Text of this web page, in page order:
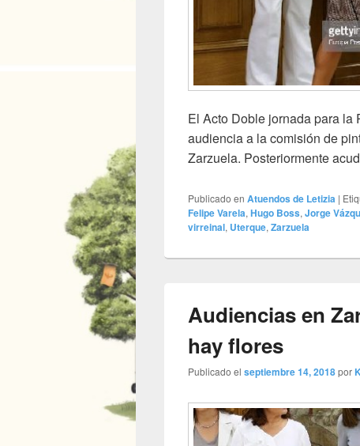
El Acto Doble jornada para la
audiencia a la comisión de
Zarzuela. Posteriormente
Publicado en Atuendos de Letizia |
Felipe Varela, Hugo Boss, Jorge
virreinal, Uterque, Zarzuela
Audiencias en
hay flores
Publicado el septiembre 14, 2018por